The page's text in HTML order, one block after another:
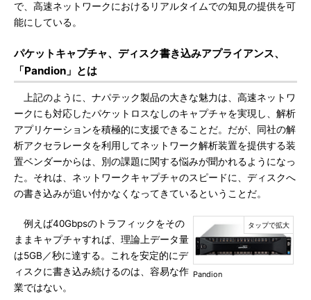
で、高速ネットワークにおけるリアルタイムでの知見の提供を可
能にしている。
パケットキャプチャ、ディスク書き込みアプライアンス、
「Pandion」とは
上記のように、ナパテック製品の大きな魅力は、高速ネットワ
ークにも対応したパケットロスなしのキャプチャを実現し、解析
アプリケーションを積極的に支援できることだ。だが、同社の解
析アクセラレータを利用してネットワーク解析装置を提供する装
置ベンダーからは、別の課題に関する悩みが聞かれるようになっ
た。それは、ネットワークキャプチャのスピードに、ディスクへ
の書き込みが追い付かなくなってきているということだ。
Pandion
例えば40Gbpsのトラフィックをその
ままキャプチャすれば、理論上データ量
は5GB／秒に達する。これを安定的にデ
ィスクに書き込み続けるのは、容易な作
業ではない。